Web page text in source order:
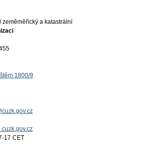
zeměměřický a katastrální
1800/9
17 CET